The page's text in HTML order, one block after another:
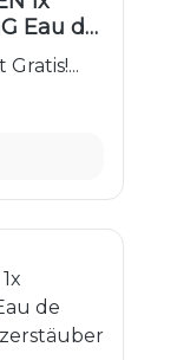
Eau de